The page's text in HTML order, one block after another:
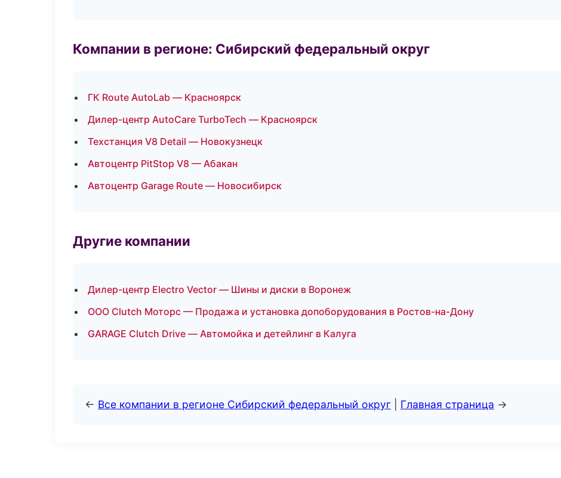
Компании в регионе: Сибирский федеральный округ
ГК Route AutoLab — Красноярск
Дилер-центр AutoCare TurboTech — Красноярск
Техстанция V8 Detail — Новокузнецк
Автоцентр PitStop V8 — Абакан
Автоцентр Garage Route — Новосибирск
Другие компании
Дилер-центр Electro Vector — Шины и диски в Воронеж
ООО Clutch Моторс — Продажа и установка допоборудования в Ростов-на-Дону
GARAGE Clutch Drive — Автомойка и детейлинг в Калуга
← Все компании в регионе Сибирский федеральный округ Главная страница →